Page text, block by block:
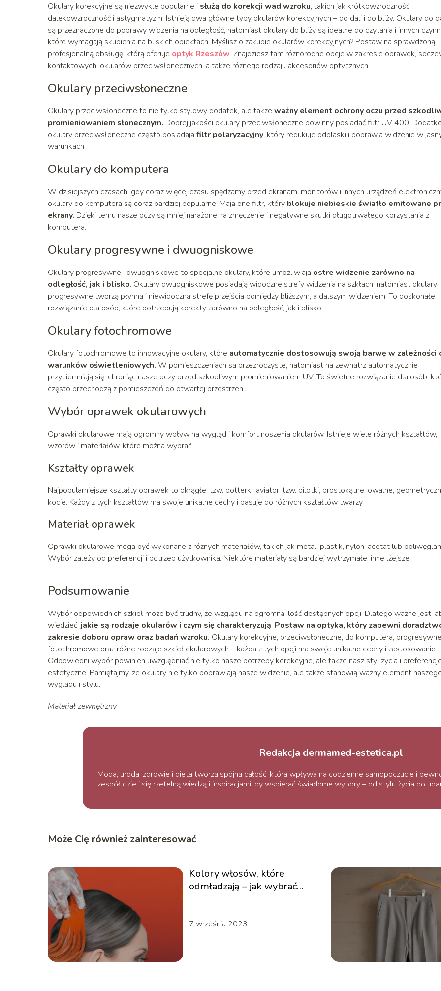
Okulary korekcyjne są niezwykle popularne i służą do korekcji wad wzroku, takich jak krótkowzroczność,
dalekowzroczność i astygmatyzm. Istnieją dwa główne typy okularów korekcyjnych – do dali i do bliży. Okulary do
są przeznaczone do poprawy widzenia na odległość, natomiast okulary do bliży są idealne do czytania i innych
które wymagają skupienia na bliskich obiektach. Myślisz o zakupie okularów korekcyjnych? Postaw na sprawdzoną i
profesjonalną obsługę, którą oferuje optyk Rzeszów. Znajdziesz tam różnorodne opcje w zakresie oprawek,
kontaktowych, okularów przeciwsłonecznych, a także różnego rodzaju akcesoriów optycznych.
Okulary przeciwsłoneczne
Okulary przeciwsłoneczne to nie tylko stylowy dodatek, ale także ważny element ochrony oczu przed
promieniowaniem słonecznym. Dobrej jakości okulary przeciwsłoneczne powinny posiadać filtr UV 400.
okulary przeciwsłoneczne często posiadają filtr polaryzacyjny, który redukuje odblaski i poprawia widzenie w
warunkach.
Okulary do komputera
W dzisiejszych czasach, gdy coraz więcej czasu spędzamy przed ekranami monitorów i innych urządzeń
okulary do komputera są coraz bardziej popularne. Mają one filtr, który blokuje niebieskie światło emitowane
ekrany. Dzięki temu nasze oczy są mniej narażone na zmęczenie i negatywne skutki długotrwałego korzystania z
komputera.
Okulary progresywne i dwuogniskowe
Okulary progresywne i dwuogniskowe to specjalne okulary, które umożliwiają ostre widzenie zarówno na
odległość, jak i blisko. Okulary dwuogniskowe posiadają widoczne strefy widzenia na szkłach, natomiast okulary
progresywne tworzą płynną i niewidoczną strefę przejścia pomiędzy bliższym, a dalszym widzeniem. To doskonałe
rozwiązanie dla osób, które potrzebują korekty zarówno na odległość, jak i blisko.
Okulary fotochromowe
Okulary fotochromowe to innowacyjne okulary, które automatycznie dostosowują swoją barwę w zależności
warunków oświetleniowych. W pomieszczeniach są przezroczyste, natomiast na zewnątrz automatycznie
przyciemniają się, chroniąc nasze oczy przed szkodliwym promieniowaniem UV. To świetne rozwiązanie dla osób,
często przechodzą z pomieszczeń do otwartej przestrzeni.
Wybór oprawek okularowych
Oprawki okularowe mają ogromny wpływ na wygląd i komfort noszenia okularów. Istnieje wiele różnych kształtów,
wzorów i materiałów, które można wybrać.
Kształty oprawek
Najpopularniejsze kształty oprawek to okrągłe, tzw. potterki, aviator, tzw. pilotki, prostokątne, owalne,
kocie. Każdy z tych kształtów ma swoje unikalne cechy i pasuje do różnych kształtów twarzy.
Materiał oprawek
Oprawki okularowe mogą być wykonane z różnych materiałów, takich jak metal, plastik, nylon, acetat lub
Wybór zależy od preferencji i potrzeb użytkownika. Niektóre materiały są bardziej wytrzymałe, inne lżejsze.
Podsumowanie
Wybór odpowiednich szkieł może być trudny, ze względu na ogromną ilość dostępnych opcji. Dlatego ważne jest,
wiedzieć, jakie są rodzaje okularów i czym się charakteryzują. Postaw na optyka, który zapewni
zakresie doboru opraw oraz badań wzroku. Okulary korekcyjne, przeciwsłoneczne, do komputera,
fotochromowe oraz różne rodzaje szkieł okularowych – każda z tych opcji ma swoje unikalne cechy i zastosowanie.
Odpowiedni wybór powinien uwzględniać nie tylko nasze potrzeby korekcyjne, ale także nasz styl życia i preferencje
estetyczne. Pamiętajmy, że okulary nie tylko poprawiają nasze widzenie, ale także stanowią ważny element naszego
wyglądu i stylu.
Materiał zewnętrzny
Redakcja dermamed-estetica.pl
Moda, uroda, zdrowie i dieta tworzą spójną całość, która wpływa na codzienne samopoczucie i
zespół dzieli się rzetelną wiedzą i inspiracjami, by wspierać świadome wybory – od stylu życia po
Może Cię również zainteresować
Kolory włosów, które
odmładzają – jak wybrać
7 września 2023